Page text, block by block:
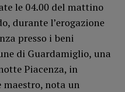
le 04.00 del mattino
durante l’erogazione
presso i beni
di Guardamiglio, una
Piacenza, in
maestro, nota un